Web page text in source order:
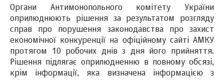
Органи Антимонопольного комітету України
оприлюднюють рішення за результатом розгляду
справ про порушення законодавства про захист
економічної конкуренції на офіційному сайті АМКУ
протягом 10 робочих днів з дня його прийняття.
Рішення підлягає оприлюдненню в повному обсязі,
крім інформації, яка визначена інформацією з